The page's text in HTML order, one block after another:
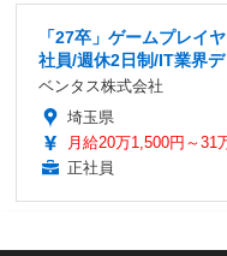
「27卒」ゲームプレイ
社員/週休2日制/IT業界
ベンタス株式会社
埼玉県
月給20万1,500円～31
正社員